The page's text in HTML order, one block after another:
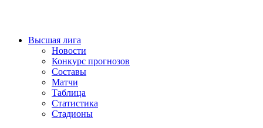
Высшая лига
Новости
Конкурс прогнозов
Составы
Матчи
Таблица
Статистика
Стадионы